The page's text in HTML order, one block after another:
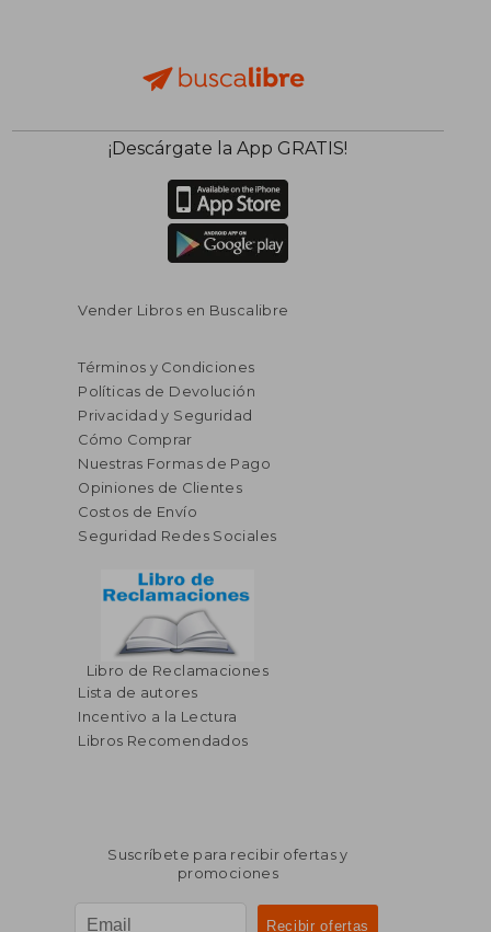
¡Descárgate la App GRATIS!
Vender Libros en Buscalibre
Términos y Condiciones
Políticas de Devolución
Privacidad y Seguridad
Cómo Comprar
Nuestras Formas de Pago
Opiniones de Clientes
Costos de Envío
Seguridad Redes Sociales
Libro de Reclamaciones
Lista de autores
Incentivo a la Lectura
Libros Recomendados
Suscríbete para recibir ofertas y
promociones